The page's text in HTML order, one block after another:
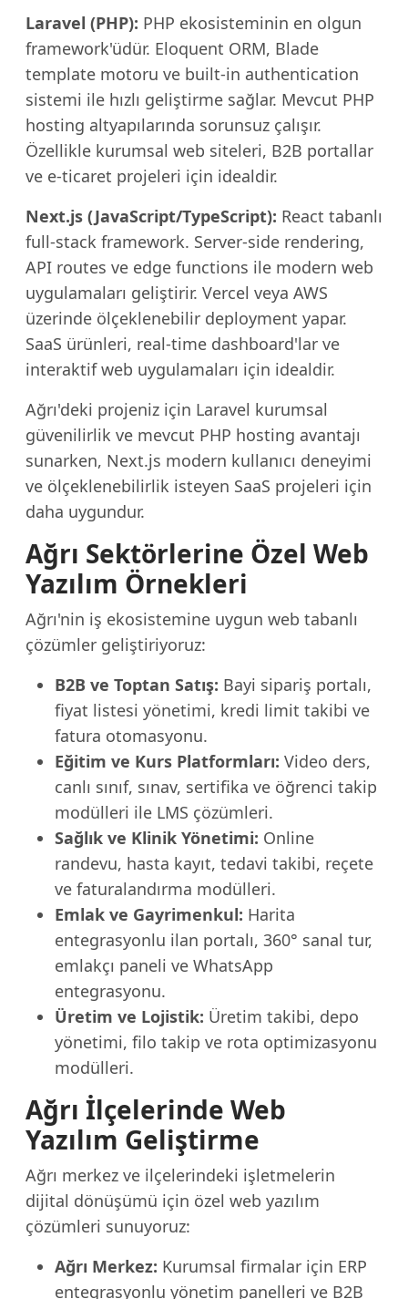
Laravel (PHP): PHP ekosisteminin en olgun
framework'üdür. Eloquent ORM, Blade
template motoru ve built-in authentication
sistemi ile hızlı geliştirme sağlar. Mevcut PHP
hosting altyapılarında sorunsuz çalışır.
Özellikle kurumsal web siteleri, B2B portallar
ve e-ticaret projeleri için idealdir.
Next.js (JavaScript/TypeScript): React tabanlı
full-stack framework. Server-side rendering,
API routes ve edge functions ile modern web
uygulamaları geliştirir. Vercel veya AWS
üzerinde ölçeklenebilir deployment yapar.
SaaS ürünleri, real-time dashboard'lar ve
interaktif web uygulamaları için idealdir.
Ağrı'deki projeniz için Laravel kurumsal
güvenilirlik ve mevcut PHP hosting avantajı
sunarken, Next.js modern kullanıcı deneyimi
ve ölçeklenebilirlik isteyen SaaS projeleri için
daha uygundur.
Ağrı Sektörlerine Özel Web
Yazılım Örnekleri
Ağrı'nin iş ekosistemine uygun web tabanlı
çözümler geliştiriyoruz:
B2B ve Toptan Satış: Bayi sipariş portalı,
fiyat listesi yönetimi, kredi limit takibi ve
fatura otomasyonu.
Eğitim ve Kurs Platformları: Video ders,
canlı sınıf, sınav, sertifika ve öğrenci takip
modülleri ile LMS çözümleri.
Sağlık ve Klinik Yönetimi: Online
randevu, hasta kayıt, tedavi takibi, reçete
ve faturalandırma modülleri.
Emlak ve Gayrimenkul: Harita
entegrasyonlu ilan portalı, 360° sanal tur,
emlakçı paneli ve WhatsApp
entegrasyonu.
Üretim ve Lojistik: Üretim takibi, depo
yönetimi, filo takip ve rota optimizasyonu
modülleri.
Ağrı İlçelerinde Web
Yazılım Geliştirme
Ağrı merkez ve ilçelerindeki işletmelerin
dijital dönüşümü için özel web yazılım
çözümleri sunuyoruz:
Ağrı Merkez: Kurumsal firmalar için ERP
entegrasyonlu yönetim panelleri ve B2B